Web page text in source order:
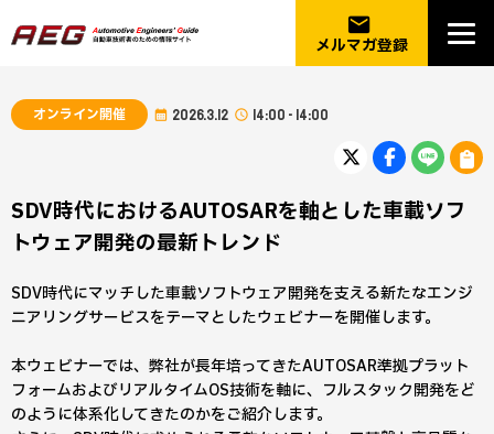
email
メルマガ登録
オンライン開催 2026.3.12 14:00 - 14:00
SDV時代におけるAUTOSARを軸とした車載ソフ
トウェア開発の最新トレンド
SDV時代にマッチした車載ソフトウェア開発を支える新たなエンジ
ニアリングサービスをテーマとしたウェビナーを開催します。
本ウェビナーでは、弊社が長年培ってきたAUTOSAR準拠プラット
フォームおよびリアルタイムOS技術を軸に、フルスタック開発をど
のように体系化してきたのかをご紹介します。